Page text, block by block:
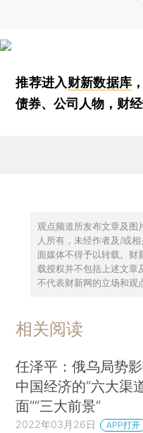
推荐进入财新数据库
债券、公司人物，财经
观点频道所发布文章及图
人所有，未经作者及/或
面媒体不得予以转载。财
载授权并不包括上述文章
不代表财新网的立场和观
相关阅读
任泽平：俄乌局势
中国经济的“六大渠
面”“三大前景”
2022年03月26日 APP打开